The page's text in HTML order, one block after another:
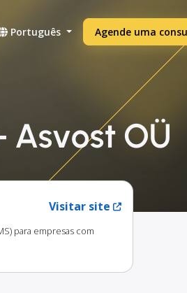
Português Agende uma
OÜ
Visitar site
para empresas com